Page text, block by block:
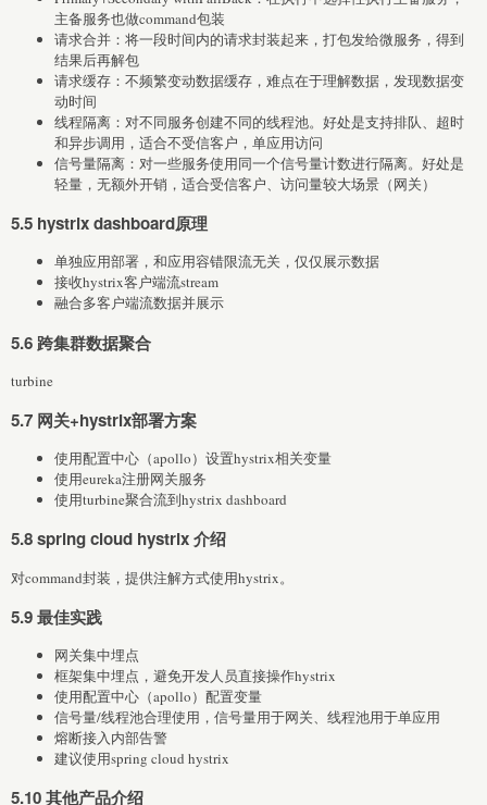
主备服务也做command包装
请求合并：将一段时间内的请求封装起来，打包发给微服务，得到
结果后再解包
请求缓存：不频繁变动数据缓存，难点在于理解数据，发现数据变
动时间
线程隔离：对不同服务创建不同的线程池。好处是支持排队、超时
和异步调用，适合不受信客户，单应用访问
信号量隔离：对一些服务使用同一个信号量计数进行隔离。好处是
轻量，无额外开销，适合受信客户、访问量较大场景（网关）
5.5 hystrix dashboard原理
单独应用部署，和应用容错限流无关，仅仅展示数据
接收hystrix客户端流stream
融合多客户端流数据并展示
5.6 跨集群数据聚合
turbine
5.7 网关+hystrix部署方案
使用配置中心（apollo）设置hystrix相关变量
使用eureka注册网关服务
使用turbine聚合流到hystrix dashboard
5.8 spring cloud hystrix 介绍
对command封装，提供注解方式使用hystrix。
5.9 最佳实践
网关集中埋点
框架集中埋点，避免开发人员直接操作hystrix
使用配置中心（apollo）配置变量
信号量/线程池合理使用，信号量用于网关、线程池用于单应用
熔断接入内部告警
建议使用spring cloud hystrix
5.10 其他产品介绍